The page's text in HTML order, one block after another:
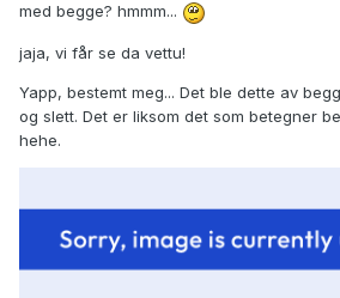
med begge? hmmm...
jaja, vi får se da vettu!
Yapp, bestemt meg... Det ble dette av
og slett. Det er liksom det som betegner
hehe.